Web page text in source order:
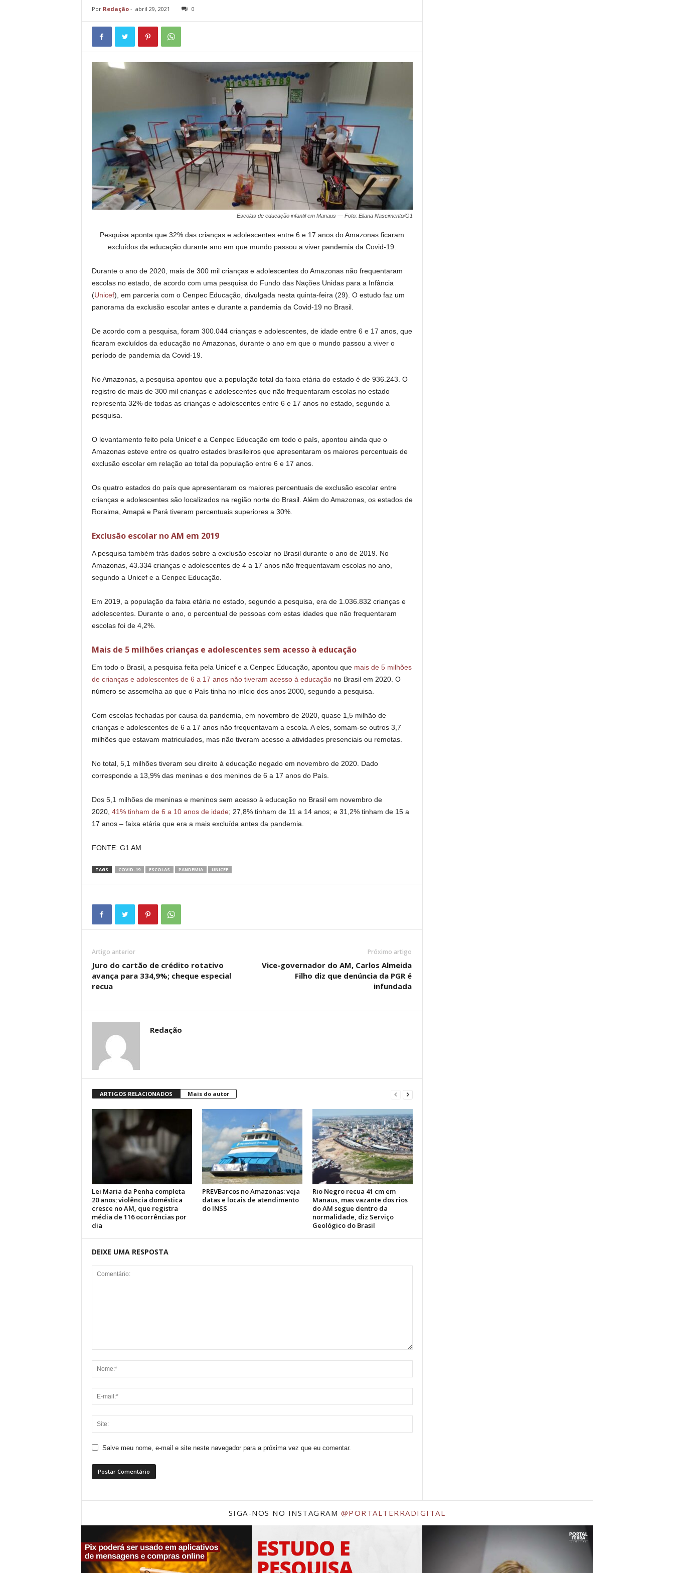
Por Redação- abril 29, 2021 0
Escolas de educação infantil em Manaus — Foto: Eliana Nascimento/G1
Pesquisa aponta que 32% das crianças e adolescentes entre 6 e 17 anos do Amazonas ficaram
excluídos da educação durante ano em que mundo passou a viver pandemia da Covid-19.
Durante o ano de 2020, mais de 300 mil crianças e adolescentes do Amazonas não frequentaram
escolas no estado, de acordo com uma pesquisa do Fundo das Nações Unidas para a Infância
(Unicef), em parceria com o Cenpec Educação, divulgada nesta quinta-feira (29). O estudo faz um
panorama da exclusão escolar antes e durante a pandemia da Covid-19 no Brasil.
De acordo com a pesquisa, foram 300.044 crianças e adolescentes, de idade entre 6 e 17 anos, que
ficaram excluídos da educação no Amazonas, durante o ano em que o mundo passou a viver o
período de pandemia da Covid-19.
No Amazonas, a pesquisa apontou que a população total da faixa etária do estado é de 936.243. O
registro de mais de 300 mil crianças e adolescentes que não frequentaram escolas no estado
representa 32% de todas as crianças e adolescentes entre 6 e 17 anos no estado, segundo a
pesquisa.
O levantamento feito pela Unicef e a Cenpec Educação em todo o país, apontou ainda que o
Amazonas esteve entre os quatro estados brasileiros que apresentaram os maiores percentuais de
exclusão escolar em relação ao total da população entre 6 e 17 anos.
Os quatro estados do país que apresentaram os maiores percentuais de exclusão escolar entre
crianças e adolescentes são localizados na região norte do Brasil. Além do Amazonas, os estados de
Roraima, Amapá e Pará tiveram percentuais superiores a 30%.
Exclusão escolar no AM em 2019
A pesquisa também trás dados sobre a exclusão escolar no Brasil durante o ano de 2019. No
Amazonas, 43.334 crianças e adolescentes de 4 a 17 anos não frequentavam escolas no ano,
segundo a Unicef e a Cenpec Educação.
Em 2019, a população da faixa etária no estado, segundo a pesquisa, era de 1.036.832 crianças e
adolescentes. Durante o ano, o percentual de pessoas com estas idades que não frequentaram
escolas foi de 4,2%.
Mais de 5 milhões crianças e adolescentes sem acesso à educação
Em todo o Brasil, a pesquisa feita pela Unicef e a Cenpec Educação, apontou que mais de 5 milhões
de crianças e adolescentes de 6 a 17 anos não tiveram acesso à educaçãono Brasil em 2020. O
número se assemelha ao que o País tinha no início dos anos 2000, segundo a pesquisa.
Com escolas fechadas por causa da pandemia, em novembro de 2020, quase 1,5 milhão de
crianças e adolescentes de 6 a 17 anos não frequentavam a escola. A eles, somam-se outros 3,7
milhões que estavam matriculados, mas não tiveram acesso a atividades presenciais ou remotas.
No total, 5,1 milhões tiveram seu direito à educação negado em novembro de 2020. Dado
corresponde a 13,9% das meninas e dos meninos de 6 a 17 anos do País.
Dos 5,1 milhões de meninas e meninos sem acesso à educação no Brasil em novembro de
2020, 41% tinham de 6 a 10 anos de idade; 27,8% tinham de 11 a 14 anos; e 31,2% tinham de 15 a
17 anos – faixa etária que era a mais excluída antes da pandemia.
FONTE: G1 AM
TAGS COVID-19 ESCOLAS PANDEMIA UNICEF
Artigo anterior
Juro do cartão de crédito rotativo
avança para 334,9%; cheque especial
recua
Próximo artigo
Vice-governador do AM, Carlos Almeida
Filho diz que denúncia da PGR é
infundada
Redação
ARTIGOS RELACIONADOS Mais do autor
Lei Maria da Penha completa
20 anos; violência doméstica
cresce no AM, que registra
média de 116 ocorrências por
dia
PREVBarcos no Amazonas: veja
datas e locais de atendimento
do INSS
Rio Negro recua 41 cm em
Manaus, mas vazante dos rios
do AM segue dentro da
normalidade, diz Serviço
Geológico do Brasil
DEIXE UMA RESPOSTA
Salve meu nome, e-mail e site neste navegador para a próxima vez que eu comentar.
SIGA-NOS NO INSTAGRAM @PORTALTERRADIGITAL